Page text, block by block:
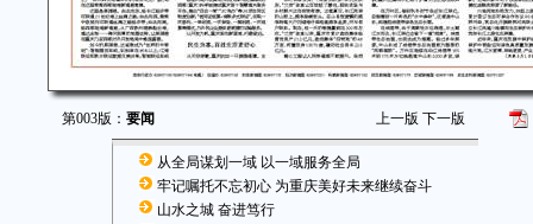
第003版： 要闻 上一版 下一版
从全局谋划一域 以一域服务全局
牢记嘱托不忘初心 为重庆美好未来继续奋斗
山水之城 奋进笃行